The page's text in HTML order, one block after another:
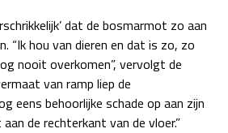
dat de bosmarmot zo aan
“Ik hou van dieren en dat is zo, zo
nooit overkomen”, vervolgt de
van ramp liep de
eens behoorlijke schade op aan zijn
de rechterkant van de vloer.”